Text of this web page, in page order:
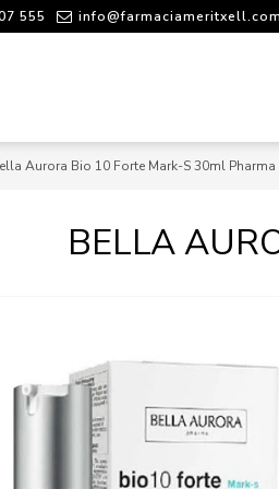
555
Aurora Bio 10 Forte Mark-S 30ml Pharma
BELLA